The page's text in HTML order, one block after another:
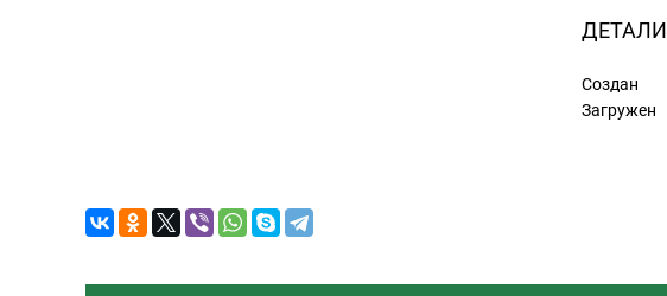
ДЕТАЛИ
Создан
Загружен